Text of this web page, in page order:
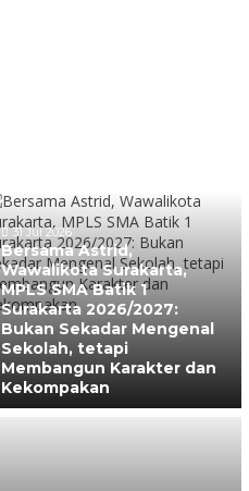
31 Jul 2026
Bersama Astrid,
Wawalikota Surakarta,
MPLS SMA Batik 1
Surakarta 2026/2027:
Bukan Sekadar Mengenal
Sekolah, tetapi
Membangun Karakter dan
Kekompakan